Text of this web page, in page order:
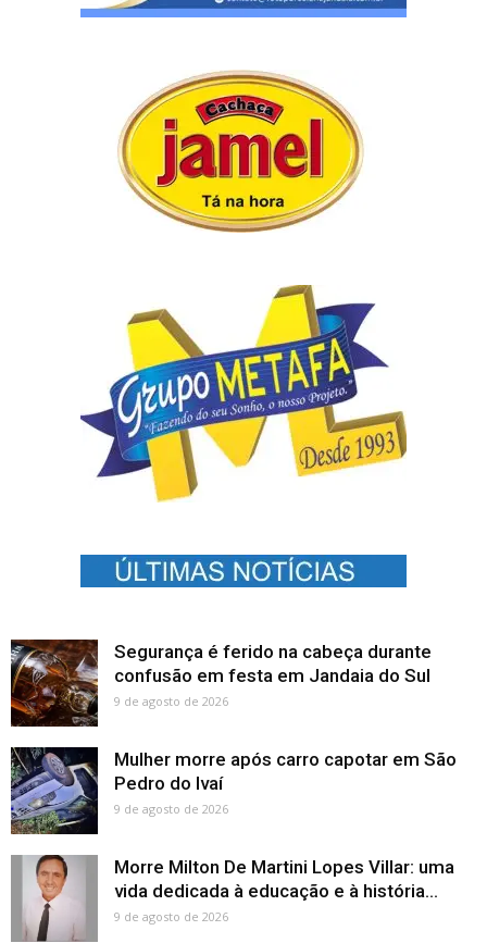
Segurança é ferido na cabeça durante
confusão em festa em Jandaia do Sul
9 de agosto de 2026
Mulher morre após carro capotar em São
Pedro do Ivaí
9 de agosto de 2026
Morre Milton De Martini Lopes Villar: uma
vida dedicada à educação e à história...
9 de agosto de 2026